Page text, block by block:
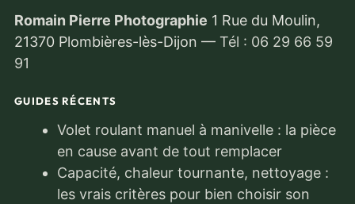
Romain Pierre Photographie 1 Rue du Moulin,
21370 Plombières-lès-Dijon — Tél : 06 29 66 59
91
GUIDES RÉCENTS
Volet roulant manuel à manivelle : la pièce
en cause avant de tout remplacer
Capacité, chaleur tournante, nettoyage :
les vrais critères pour bien choisir son